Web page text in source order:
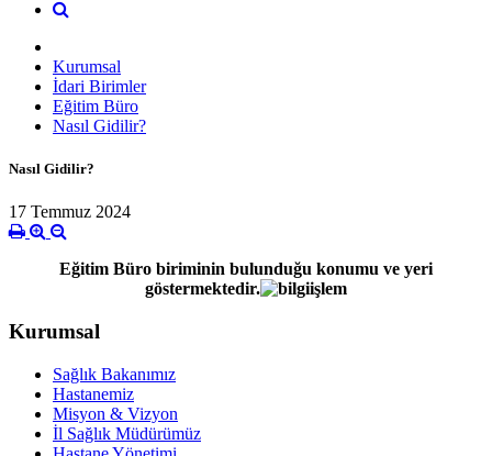
Kurumsal
İdari Birimler
Eğitim Büro
Nasıl Gidilir?
Nasıl Gidilir?
17 Temmuz 2024
Eğitim Büro biriminin bulunduğu konumu ve yeri
göstermektedir.
Kurumsal
Sağlık Bakanımız
Hastanemiz
Misyon & Vizyon
İl Sağlık Müdürümüz